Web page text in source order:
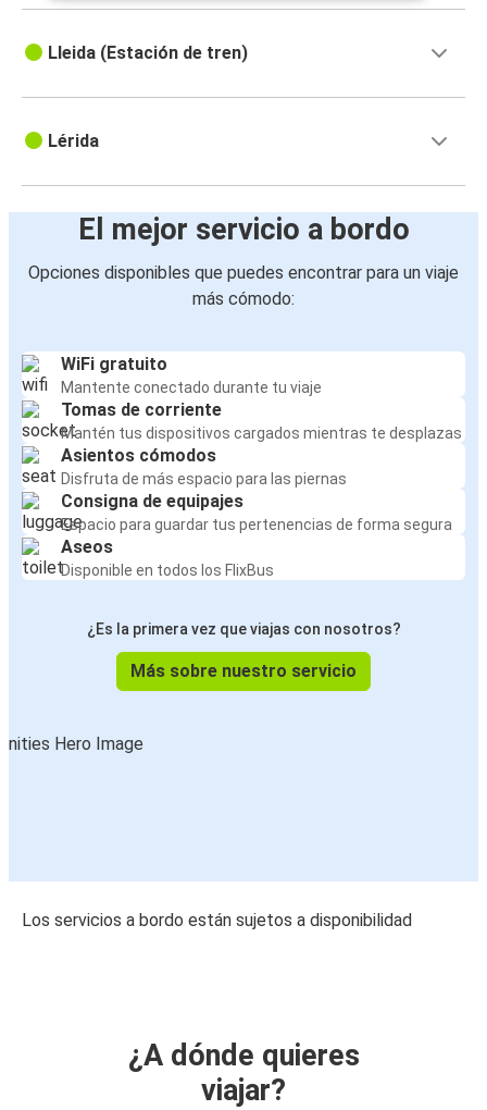
Lleida (Estación de tren)
Lérida
El mejor servicio a bordo
Opciones disponibles que puedes encontrar para un viaje
más cómodo:
WiFi gratuito
Mantente conectado durante tu viaje
Tomas de corriente
Mantén tus dispositivos cargados mientras te desplazas
Asientos cómodos
Disfruta de más espacio para las piernas
Consigna de equipajes
Espacio para guardar tus pertenencias de forma segura
Aseos
Disponible en todos los FlixBus
¿Es la primera vez que viajas con nosotros?
Más sobre nuestro servicio
Los servicios a bordo están sujetos a disponibilidad
¿A dónde quieres
viajar?